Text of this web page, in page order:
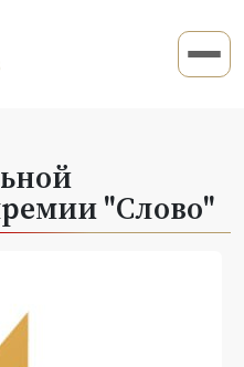
"Слово"